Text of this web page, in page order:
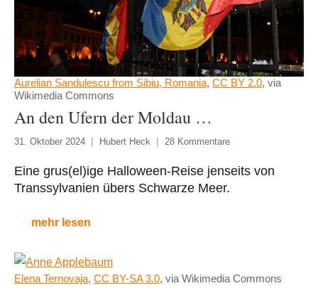
Aurelian Sandulescu from Sibiu, Romania, CC BY 2.0, via
Wikimedia Commons
An den Ufern der Moldau …
31. Oktober 2024 Hubert Heck 28 Kommentare
Eine grus(el)ige Halloween-Reise jenseits von
Transsylvanien übers Schwarze Meer.
mehr lesen
Elena Ternovaja, CC BY-SA 3.0, via Wikimedia Commons